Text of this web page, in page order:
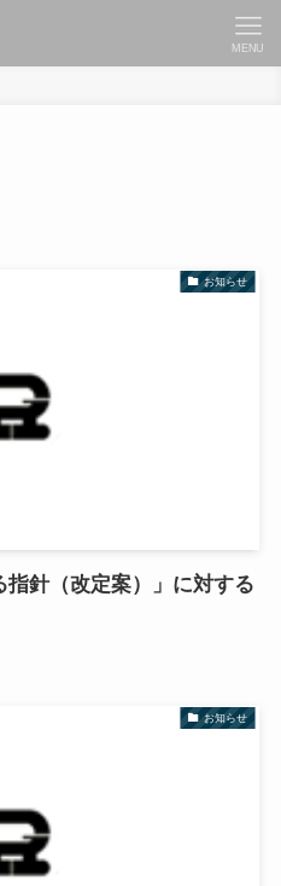
MENU
お知らせ
指針（改定案）」に対する
お知らせ